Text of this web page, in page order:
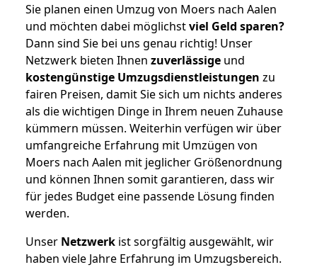
Sie planen einen Umzug von Moers nach Aalen
und möchten dabei möglichstviel Geld sparen?
Dann sind Sie bei uns genau richtig! Unser
Netzwerk bieten Ihnen zuverlässige und
kostengünstige Umzugsdienstleistungen zu
fairen Preisen, damit Sie sich um nichts anderes
als die wichtigen Dinge in Ihrem neuen Zuhause
kümmern müssen. Weiterhin verfügen wir über
umfangreiche Erfahrung mit Umzügen von
Moers nach Aalen mit jeglicher Größenordnung
und können Ihnen somit garantieren, dass wir
für jedes Budget eine passende Lösung finden
werden.
Unser Netzwerk ist sorgfältig ausgewählt, wir
haben viele Jahre Erfahrung im Umzugsbereich.